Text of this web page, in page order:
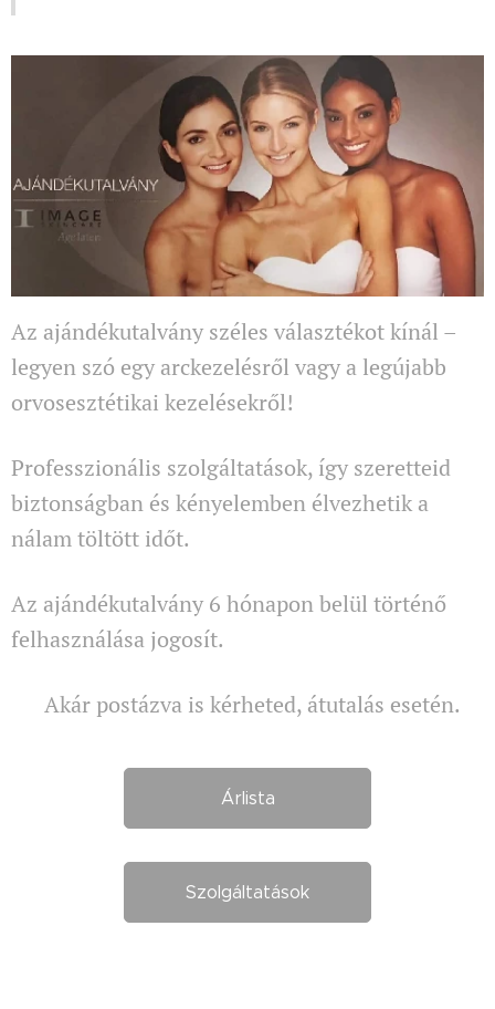
Az ajándékutalvány széles választékot kínál –
legyen szó egy arckezelésről vagy a legújabb
orvosesztétikai kezelésekről!
Professzionális szolgáltatások, így szeretteid
biztonságban és kényelemben élvezhetik a
nálam töltött időt.
Az ajándékutalvány 6 hónapon belül történő
felhasználása jogosít.
🎁 Akár postázva is kérheted, átutalás esetén.
Árlista
Szolgáltatások